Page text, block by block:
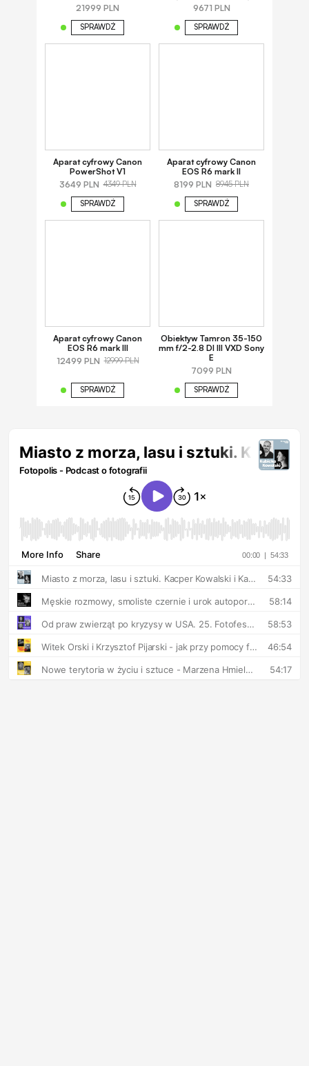
21999 PLN
SPRAWDŹ
9671 PLN
SPRAWDŹ
Aparat cyfrowy Canon
PowerShot V1
3649 PLN 4349 PLN
SPRAWDŹ
Aparat cyfrowy Canon
EOS R6 mark II
8199 PLN 8945 PLN
SPRAWDŹ
Aparat cyfrowy Canon
EOS R6 mark III
12499 PLN 12999 PLN
SPRAWDŹ
Obiektyw Tamron 35-150
mm f/2-2.8 DI III VXD Sony
E
7099 PLN
SPRAWDŹ